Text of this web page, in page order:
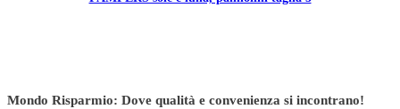
Mondo Risparmio: Dove qualità e convenienza si incontrano!